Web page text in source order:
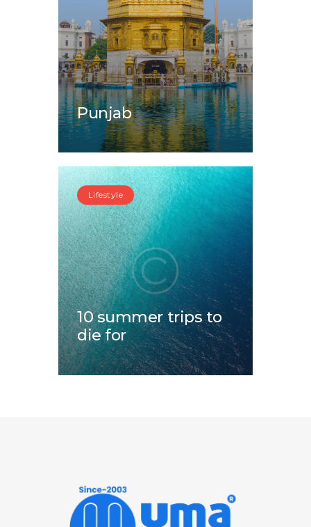
Punjab
Lifestyle
10 summer trips to
die for